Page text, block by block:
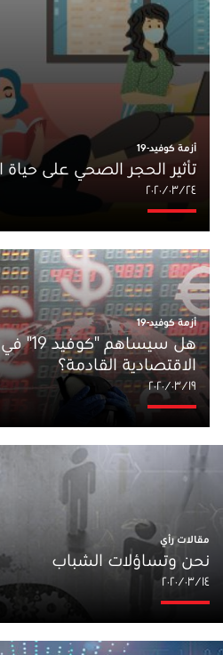
أزمة كوفيد-19
تأثير الحجر الصحي على حياة
٢٤‏/٠٣‏/٢٠٢٠
أزمة كوفيد-19
هل
الاقتصادية القادمة؟
١٩‏/٠٣‏/٢٠٢٠
مقالات رأي
نحن وتساؤلات الشباب
١٤‏/٠٣‏/٢٠٢٠